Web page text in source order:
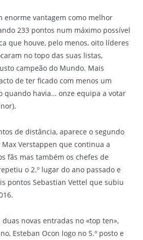
enorme vantagem como melhor
233 pontos num máximo possível
que houve, pelo menos, oito líderes
no topo das suas listas,
campeão do Mundo. Mais
de ter ficado com menos um
quando havia… onze equipa a votar
de distância, aparece o segundo
Verstappen que continua a
fãs mas também os chefes de
o 2.º lugar do ano passado e
pontos Sebastian Vettel que subiu
novas entradas no «top ten»,
Esteban Ocon logo no 5.º posto e